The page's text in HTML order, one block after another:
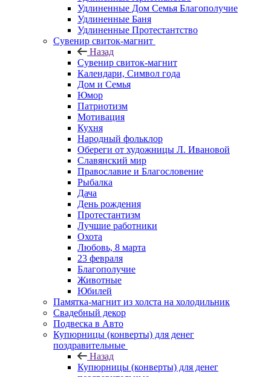
Удлиненные Дом Семья Благополучие
Удлиненные Баня
Удлиненные Протестантство
Сувенир свиток-магнит
Назад
Сувенир свиток-магнит
Календари, Символ года
Дом и Семья
Юмор
Патриотизм
Мотивация
Кухня
Народный фольклор
Обереги от художницы Л. Ивановой
Славянский мир
Православие и Благословение
Рыбалка
Дача
День рождения
Протестантизм
Лучшие работники
Охота
Любовь, 8 марта
23 февраля
Благополучие
Животные
Юбилей
Памятка-магнит из холста на холодильник
Свадебный декор
Подвеска в Авто
Купюрницы (конверты) для денег
поздравительные
Назад
Купюрницы (конверты) для денег